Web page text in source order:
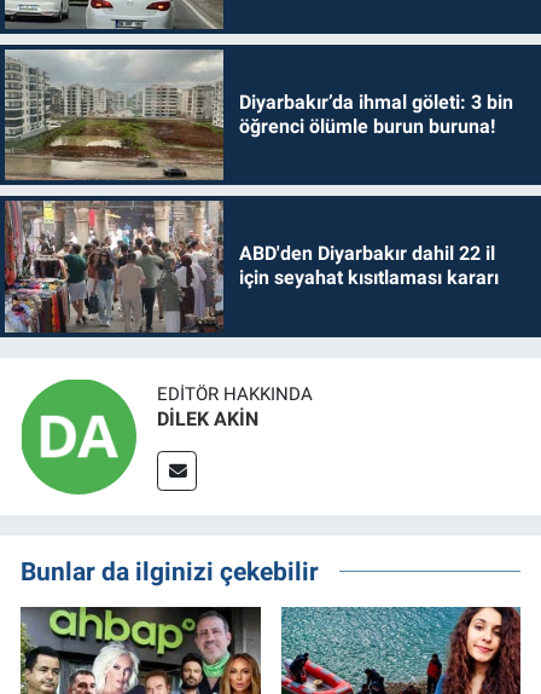
Diyarbakır’da ihmal göleti: 3 bin
öğrenci ölümle burun buruna!
ABD'den Diyarbakır dahil 22 il
için seyahat kısıtlaması kararı
EDITÖR HAKKINDA
DİLEK AKİN
Bunlar da ilginizi çekebilir